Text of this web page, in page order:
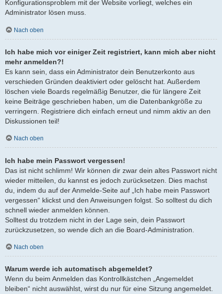
Konfigurationsproblem mit der Website vorliegt, welches ein
Administrator lösen muss.
Nach oben
Ich habe mich vor einiger Zeit registriert, kann mich aber nicht
mehr anmelden?!
Es kann sein, dass ein Administrator dein Benutzerkonto aus
verschieden Gründen deaktiviert oder gelöscht hat. Außerdem
löschen viele Boards regelmäßig Benutzer, die für längere Zeit
keine Beiträge geschrieben haben, um die Datenbankgröße zu
verringern. Registriere dich einfach erneut und nimm aktiv an den
Diskussionen teil!
Nach oben
Ich habe mein Passwort vergessen!
Das ist nicht schlimm! Wir können dir zwar dein altes Passwort nicht
wieder mitteilen, du kannst es jedoch zurücksetzen. Dies machst
du, indem du auf der Anmelde-Seite auf „Ich habe mein Passwort
vergessen“ klickst und den Anweisungen folgst. So solltest du dich
schnell wieder anmelden können.
Solltest du trotzdem nicht in der Lage sein, dein Passwort
zurückzusetzen, so wende dich an die Board-Administration.
Nach oben
Warum werde ich automatisch abgemeldet?
Wenn du beim Anmelden das Kontrollkästchen „Angemeldet
bleiben“ nicht auswählst, wirst du nur für eine Sitzung angemeldet.